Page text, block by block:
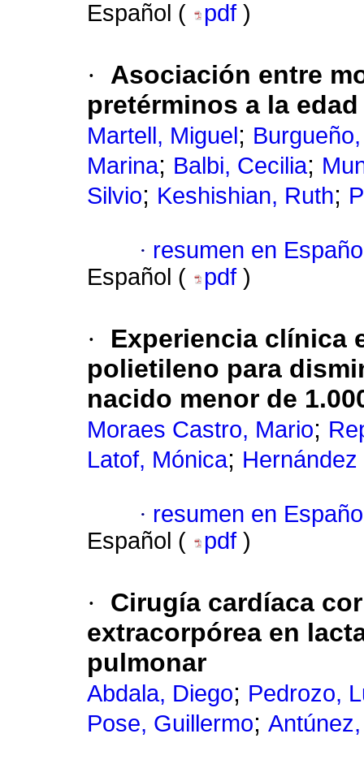
Español (
pdf )
·
Asociación entre
pretérminos a la
Martell, Miguel ;
Marina; Balbi, Cecilia;
Silvio; Keshishian, Ruth;
· resumen en
Español (
pdf )
·
Experiencia clínica
polietileno para
nacido menor de
Moraes Castro, Mario;
Latof, Mónica;
· resumen en
Español (
pdf )
·
Cirugía cardíaca
extracorpórea en
pulmonar
Abdala, Diego; Pedrozo,
Pose, Guillermo;